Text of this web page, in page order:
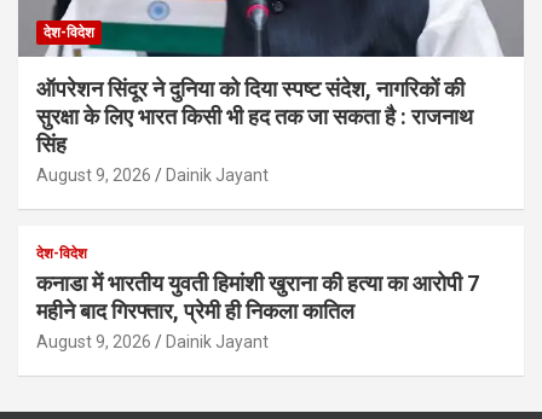
देश-विदेश
ऑपरेशन सिंदूर ने दुनिया को दिया स्पष्ट संदेश, नागरिकों की
सुरक्षा के लिए भारत किसी भी हद तक जा सकता है : राजनाथ
सिंह
August 9, 2026 Dainik Jayant
देश-विदेश
कनाडा में भारतीय युवती हिमांशी खुराना की हत्या का आरोपी 7
महीने बाद गिरफ्तार, प्रेमी ही निकला कातिल
August 9, 2026 Dainik Jayant